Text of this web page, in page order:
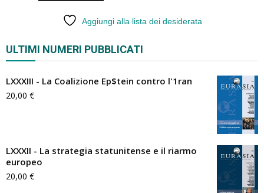
compromesso
Aggiungi alla lista dei desiderata
ULTIMI NUMERI PUBBLICATI
LXXXIII - La Coalizione Ep$tein contro l'1ran
20,00 €
LXXXII - La strategia statunitense e il riarmo
europeo
20,00 €